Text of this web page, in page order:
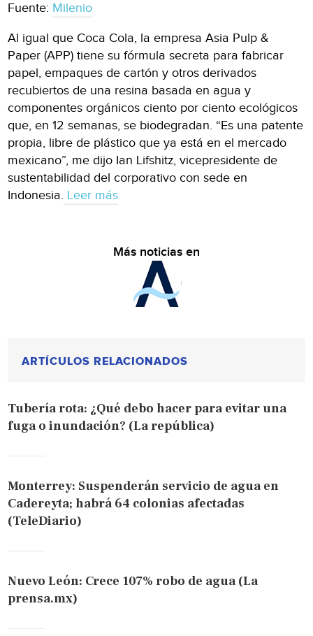
Fuente: Milenio
Al igual que Coca Cola, la empresa Asia Pulp &
Paper (APP) tiene su fórmula secreta para fabricar
papel, empaques de cartón y otros derivados
recubiertos de una resina basada en agua y
componentes orgánicos ciento por ciento ecológicos
que, en 12 semanas, se biodegradan. “Es una patente
propia, libre de plástico que ya está en el mercado
mexicano”, me dijo Ian Lifshitz, vicepresidente de
sustentabilidad del corporativo con sede en
Indonesia. Leer más
Más noticias en
ARTÍCULOS RELACIONADOS
Tubería rota: ¿Qué debo hacer para evitar una
fuga o inundación? (La república)
Monterrey: Suspenderán servicio de agua en
Cadereyta; habrá 64 colonias afectadas
(TeleDiario)
Nuevo León: Crece 107% robo de agua (La
prensa.mx)